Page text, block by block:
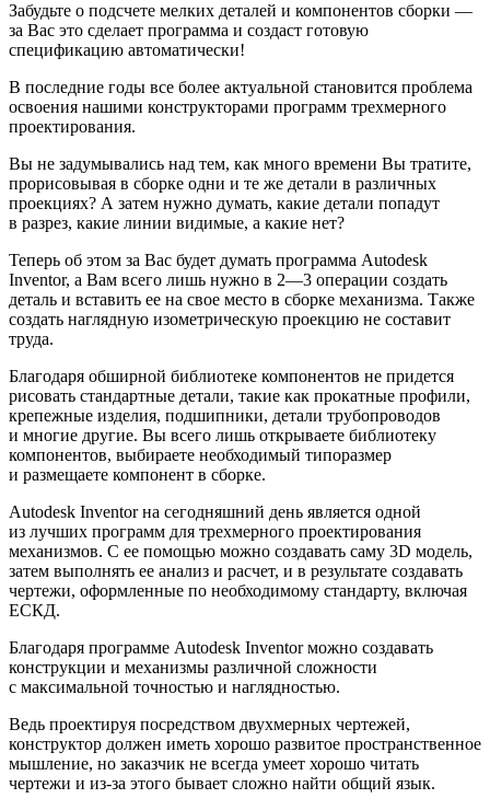
Забудьте о подсчете мелких деталей и компонентов сборки —
за Вас это сделает программа и создаст готовую
спецификацию автоматически!
В последние годы все более актуальной становится проблема
освоения нашими конструкторами программ трехмерного
проектирования.
Вы не задумывались над тем, как много времени Вы тратите,
прорисовывая в сборке одни и те же детали в различных
проекциях? А затем нужно думать, какие детали попадут
в разрез, какие линии видимые, а какие нет?
Теперь об этом за Вас будет думать программа Autodesk
Inventor, а Вам всего лишь нужно в 2—3 операции создать
деталь и вставить ее на свое место в сборке механизма. Также
создать наглядную изометрическую проекцию не составит
труда.
Благодаря обширной библиотеке компонентов не придется
рисовать стандартные детали, такие как прокатные профили,
крепежные изделия, подшипники, детали трубопроводов
и многие другие. Вы всего лишь открываете библиотеку
компонентов, выбираете необходимый типоразмер
и размещаете компонент в сборке.
Autodesk Inventor на сегодняшний день является одной
из лучших программ для трехмерного проектирования
механизмов. С ее помощью можно создавать саму 3D модель,
затем выполнять ее анализ и расчет, и в результате создавать
чертежи, оформленные по необходимому стандарту, включая
ЕСКД.
Благодаря программе Autodesk Inventor можно создавать
конструкции и механизмы различной сложности
с максимальной точностью и наглядностью.
Ведь проектируя посредством двухмерных чертежей,
конструктор должен иметь хорошо развитое пространственное
мышление, но заказчик не всегда умеет хорошо читать
чертежи и из-за этого бывает сложно найти общий язык.